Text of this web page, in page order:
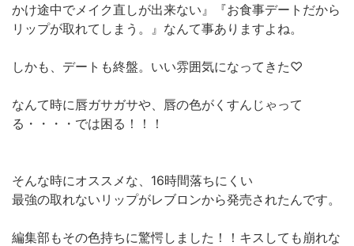
かけ途中でメイク直しが出来ない』『お食事デートだから
リップが取れてしまう。』なんて事ありますよね。
しかも、デートも終盤。いい雰囲気になってきた♡
なんて時に唇ガサガサや、唇の色がくすんじゃって
る・・・・では困る！！！
そんな時にオススメな、16時間落ちにくい
最強の取れないリップがレブロンから発売されたんです。
編集部もその色持ちに驚愕しました！！キスしても崩れな